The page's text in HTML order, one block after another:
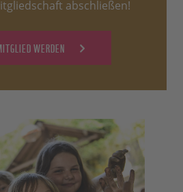
abschließen!
WERDEN